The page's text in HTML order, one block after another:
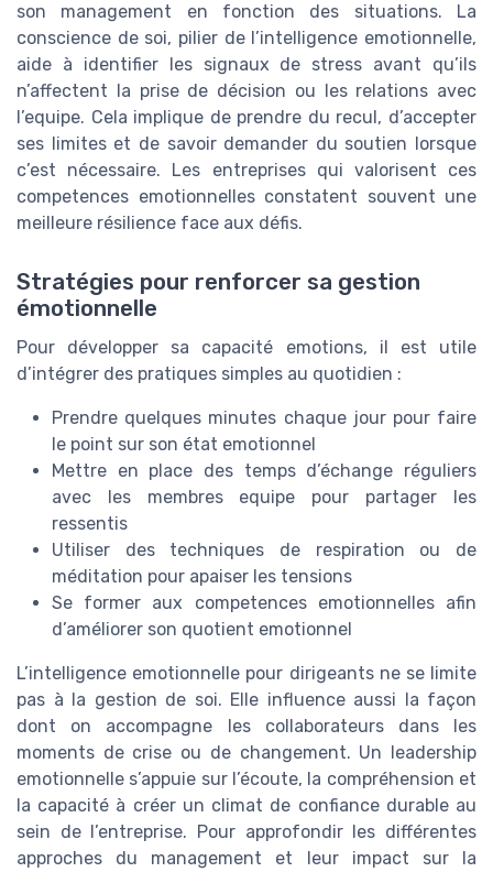
son management en fonction des situations. La
conscience de soi, pilier de l’intelligence emotionnelle,
aide à identifier les signaux de stress avant qu’ils
n’affectent la prise de décision ou les relations avec
l’equipe. Cela implique de prendre du recul, d’accepter
ses limites et de savoir demander du soutien lorsque
c’est nécessaire. Les entreprises qui valorisent ces
competences emotionnelles constatent souvent une
meilleure résilience face aux défis.
Stratégies pour renforcer sa gestion
émotionnelle
Pour développer sa capacité emotions, il est utile
d’intégrer des pratiques simples au quotidien :
Prendre quelques minutes chaque jour pour faire
le point sur son état emotionnel
Mettre en place des temps d’échange réguliers
avec les membres equipe pour partager les
ressentis
Utiliser des techniques de respiration ou de
méditation pour apaiser les tensions
Se former aux competences emotionnelles afin
d’améliorer son quotient emotionnel
L’intelligence emotionnelle pour dirigeants ne se limite
pas à la gestion de soi. Elle influence aussi la façon
dont on accompagne les collaborateurs dans les
moments de crise ou de changement. Un leadership
emotionnelle s’appuie sur l’écoute, la compréhension et
la capacité à créer un climat de confiance durable au
sein de l’entreprise. Pour approfondir les différentes
approches du management et leur impact sur la